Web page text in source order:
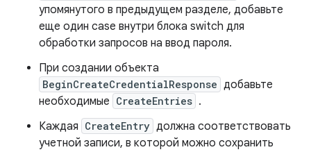
упомянутого в предыдущем разделе, добавьте
еще один case внутри блока switch для
обработки запросов на ввод пароля.
При создании объекта
BeginCreateCredentialResponse добавьте
необходимые CreateEntries .
Каждая CreateEntry должна соответствовать
учетной записи, в которой можно сохранить